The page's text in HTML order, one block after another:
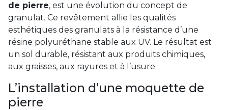
de pierre, est une évolution du concept de
granulat. Ce revêtement allie les qualités
esthétiques des granulats à la résistance d’une
résine polyuréthane stable aux UV. Le résultat est
un sol durable, résistant aux produits chimiques,
aux graisses, aux rayures et à l’usure.
L’installation d’une moquette de
pierre